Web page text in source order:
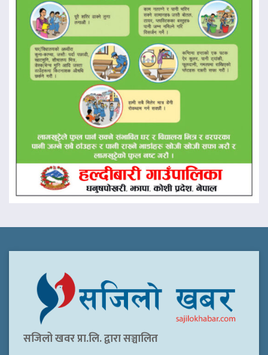
सजिलो खवर प्रा.लि. द्वारा सञ्चालित